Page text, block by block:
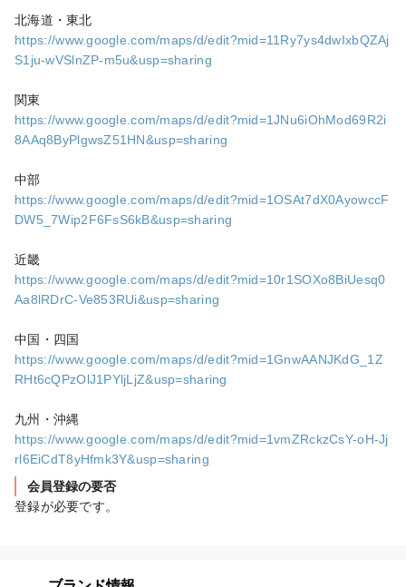
https://www.google.com/maps/d/edit?mid=11Ry7ys4dwIxbQZAj
S1ju-wVSlnZP-m5u&usp=sharing
https://www.google.com/maps/d/edit?mid=1JNu6iOhMod69R2i
8AAq8ByPlgwsZ51HN&usp=sharing
https://www.google.com/maps/d/edit?mid=1OSAt7dX0AyowccF
DW5_7Wip2F6FsS6kB&usp=sharing
https://www.google.com/maps/d/edit?mid=10r1SOXo8BiUesq0
Aa8lRDrC-Ve853RUi&usp=sharing
https://www.google.com/maps/d/edit?mid=1GnwAANJKdG_1Z
RHt6cQPzOlJ1PYljLjZ&usp=sharing
https://www.google.com/maps/d/edit?mid=1vmZRckzCsY-oH-Jj
rl6EiCdT8yHfmk3Y&usp=sharing
会員登録の要否
登録が必要です。